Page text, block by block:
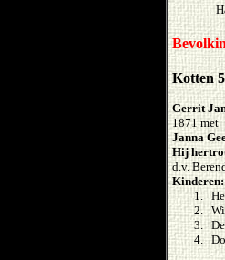
Kotten
Gerrit
1871 met
Janna
Hij
d.v.
Kinderen:
1.
2.
3.
4.